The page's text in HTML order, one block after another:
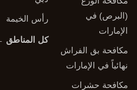
(البرص) في
الإمارات
مكافحة بق الفراش
نهائياً في الإمارات
مكافحة حشرات
رأس الخيمة
كل المناطق